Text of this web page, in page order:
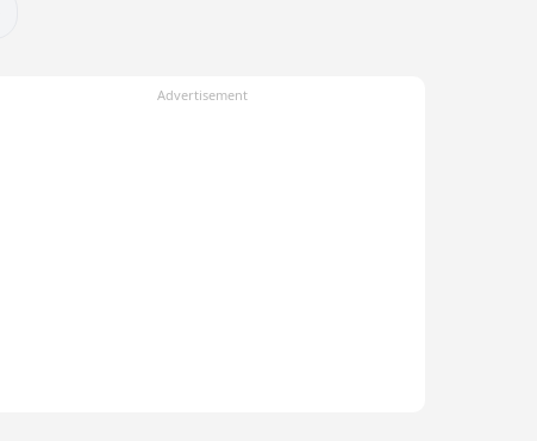
Advertisement